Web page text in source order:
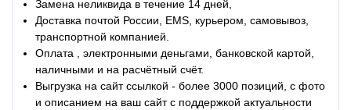
Замена неликвида в течение 14 дней,
Доставка почтой России, EMS, курьером, самовывоз,
транспортной компанией.
Оплата , электронными деньгами, банковской картой,
наличными и на расчётный счёт.
Выгрузка на сайт ссылкой - более 3000 позиций, с фото
и описанием на ваш сайт с поддержкой актуальности